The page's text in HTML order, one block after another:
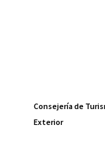
Consejería de
Exterior